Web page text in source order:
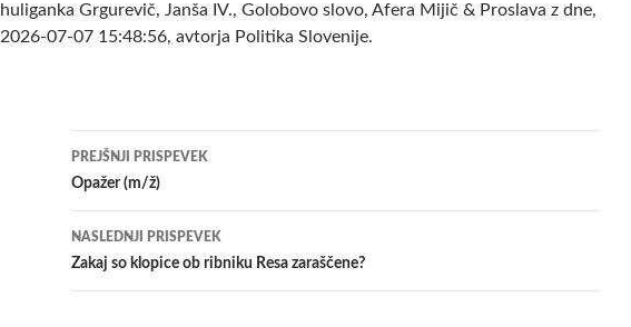
huliganka Grgurevič, Janša IV., Golobovo slovo, Afera Mijič & Proslava z dne,
2026-07-07 15:48:56, avtorja Politika Slovenije.
Krmarjenje
po
prispevkih
PREJŠNJI PRISPEVEK
Opažer (m/ž)
NASLEDNJI PRISPEVEK
​Zakaj so klopice ob ribniku Resa zaraščene?